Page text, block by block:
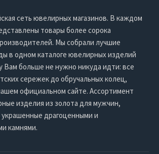
сеть ювелирных магазинов. В каждом
товары более сорока
Мы собрали лучшие
в одном каталоге ювелирных изделий
Вам больше не нужно никуда идти: все
сережек до обручальных колец,
официальном сайте. Ассортимент
изделия из золота для мужчин,
драгоценными и
камнями.